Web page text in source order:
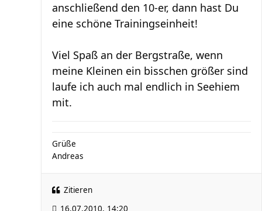
anschließend den 10-er, dann hast Du
eine schöne Trainingseinheit!
Viel Spaß an der Bergstraße, wenn
meine Kleinen ein bisschen größer sind
laufe ich auch mal endlich in Seehiem
mit.
Grüße
Andreas
Zitieren
16.07.2010, 14:20